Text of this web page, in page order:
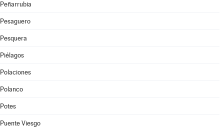
Peñarrubia
Pesaguero
Pesquera
Piélagos
Polaciones
Polanco
Potes
Puente Viesgo